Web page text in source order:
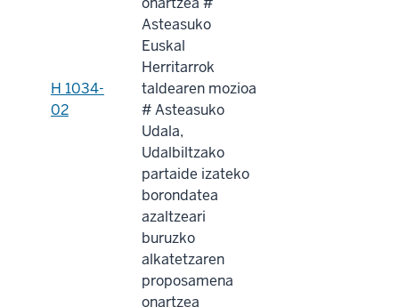
H 1034-
02
Asteasuko
Euskal
Herritarrok
taldearen mozioa
# Asteasuko
Udala,
Udalbiltzako
partaide izateko
borondatea
azaltzeari
buruzko
alkatetzaren
proposamena
onartzea